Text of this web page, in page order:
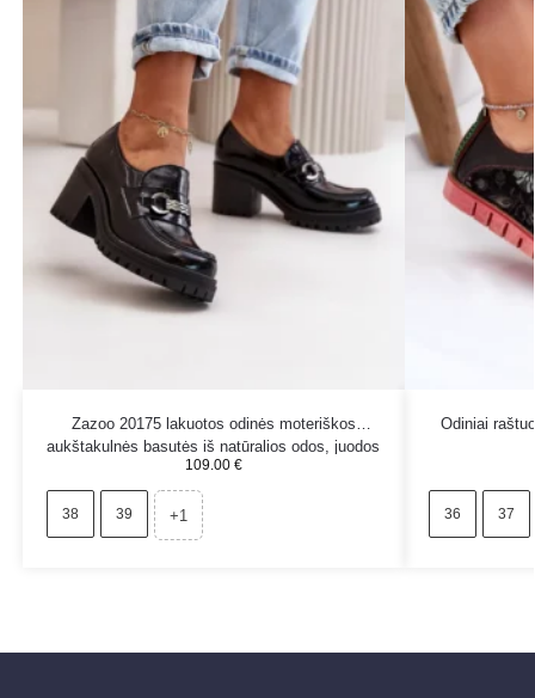
Zazoo 20175 lakuotos odinės moteriškos
aukštakulnės basutės iš natūralios odos, juodos
109.00 €
38 39 +1
Odiniai
36 37